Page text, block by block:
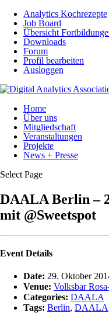
Analytics Kochrezepte
Job Board
Übersicht
Downloads
Forum
Profil bearbeiten
Ausloggen
Home
Über uns
Mitgliedschaft
Veranstaltungen
Projekte
News + Presse
Select Page
DAALA Berlin –
mit @Sweetspot
Event Details
Date: 29. Oktober
Venue: Volksbar
Categories: DAALA
Tags: Berlin, DAALA